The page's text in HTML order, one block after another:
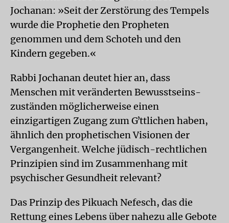
Jochanan: »Seit der Zerstörung des Tempels
wurde die Prophetie den Propheten
genommen und dem Schoteh und den
Kindern gegeben.«
Rabbi Jochanan deutet hier an, dass
Menschen mit veränderten Bewusstseins­
zuständen möglicherweise einen
einzigartigen Zugang zum Gʼttlichen haben,
ähnlich den prophetischen Visionen der
Vergangenheit. Welche jüdisch-rechtlichen
Prinzipien sind im Zusammenhang mit
psychischer Gesundheit relevant?
Das Prinzip des Pikuach Nefesch, das die
Rettung eines Lebens über nahezu alle Gebote